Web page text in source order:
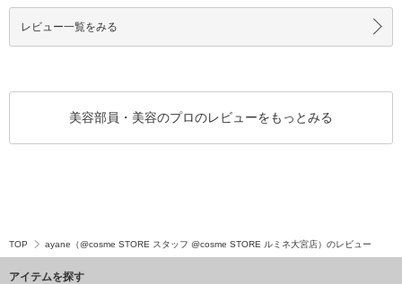
レビュー一覧をみる
美容部員・美容のプロのレビューをもっとみる
TOP ayane（@cosme STORE スタッフ @cosme STORE ルミネ大宮店）のレビュー
アイテムを探す